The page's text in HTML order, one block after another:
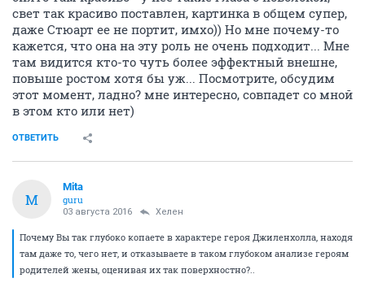
свет так красиво поставлен, картинка в общем супер,
даже Стюарт ее не портит, имхо)) Но мне почему-то
кажется, что она на эту роль не очень подходит... Мне
там видится кто-то чуть более эффектный внешне,
повыше ростом хотя бы уж... Посмотрите, обсудим
этот момент, ладно? мне интересно, совпадет со мной
в этом кто или нет)
ОТВЕТИТЬ
M
Mita
guru
03 августа 2016 Хелен
Почему Вы так глубоко копаете в характере героя Джиленхолла, находя
там даже то, чего нет, и отказываете в таком глубоком анализе героям
родителей жены, оценивая их так поверхностно?..